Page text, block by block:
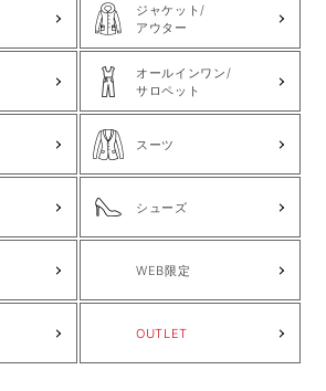
ジャケット/
アウター
オールインワン/
サロペット
スーツ
シューズ
WEB限定
OUTLET